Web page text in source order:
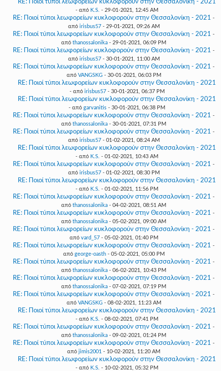
RE: Ποιοί τύποι λεωφορείων κυκλοφορούν στην Θεσσαλονίκη - 2021
- από K.S. - 29-01-2021, 12:45 AM
RE: Ποιοί τύποι λεωφορείων κυκλοφορούν στην Θεσσαλονίκη - 2021 -
από irisbus57- 29-01-2021, 09:26 AM
RE: Ποιοί τύποι λεωφορείων κυκλοφορούν στην Θεσσαλονίκη - 2021 -
από thanossalonika - 29-01-2021, 06:09 PM
RE: Ποιοί τύποι λεωφορείων κυκλοφορούν στην Θεσσαλονίκη - 2021 -
από irisbus57- 30-01-2021, 11:00 AM
RE: Ποιοί τύποι λεωφορείων κυκλοφορούν στην Θεσσαλονίκη - 2021 -
από VANGSKG- 30-01-2021, 06:03 PM
RE: Ποιοί τύποι λεωφορείων κυκλοφορούν στην Θεσσαλονίκη - 2021
- από irisbus57- 30-01-2021, 06:37 PM
RE: Ποιοί τύποι λεωφορείων κυκλοφορούν στην Θεσσαλονίκη - 2021
- από garvanitis - 30-01-2021, 06:38 PM
RE: Ποιοί τύποι λεωφορείων κυκλοφορούν στην Θεσσαλονίκη - 2021 -
από thanossalonika - 30-01-2021, 07:31 PM
RE: Ποιοί τύποι λεωφορείων κυκλοφορούν στην Θεσσαλονίκη - 2021 -
από irisbus57- 01-02-2021, 08:24 AM
RE: Ποιοί τύποι λεωφορείων κυκλοφορούν στην Θεσσαλονίκη - 2021
- από K.S. - 01-02-2021, 10:43 AM
RE: Ποιοί τύποι λεωφορείων κυκλοφορούν στην Θεσσαλονίκη - 2021 -
από irisbus57- 01-02-2021, 08:30 PM
RE: Ποιοί τύποι λεωφορείων κυκλοφορούν στην Θεσσαλονίκη - 2021
- από K.S. - 01-02-2021, 11:56 PM
RE: Ποιοί τύποι λεωφορείων κυκλοφορούν στην Θεσσαλονίκη - 2021 -
από thanossalonika - 04-02-2021, 08:51 AM
RE: Ποιοί τύποι λεωφορείων κυκλοφορούν στην Θεσσαλονίκη - 2021 -
από thanossalonika - 05-02-2021, 09:00 AM
RE: Ποιοί τύποι λεωφορείων κυκλοφορούν στην Θεσσαλονίκη - 2021 -
από vard_57- 05-02-2021, 01:40 PM
RE: Ποιοί τύποι λεωφορείων κυκλοφορούν στην Θεσσαλονίκη - 2021 -
από george-oasth- 05-02-2021, 05:00 PM
RE: Ποιοί τύποι λεωφορείων κυκλοφορούν στην Θεσσαλονίκη - 2021 -
από thanossalonika - 06-02-2021, 10:43 PM
RE: Ποιοί τύποι λεωφορείων κυκλοφορούν στην Θεσσαλονίκη - 2021 -
από thanossalonika - 07-02-2021, 07:19 PM
RE: Ποιοί τύποι λεωφορείων κυκλοφορούν στην Θεσσαλονίκη - 2021 -
από VANGSKG- 08-02-2021, 11:23 AM
RE: Ποιοί τύποι λεωφορείων κυκλοφορούν στην Θεσσαλονίκη - 2021
- από K.S. - 08-02-2021, 07:41 PM
RE: Ποιοί τύποι λεωφορείων κυκλοφορούν στην Θεσσαλονίκη - 2021 -
από thanossalonika - 09-02-2021, 01:24 PM
RE: Ποιοί τύποι λεωφορείων κυκλοφορούν στην Θεσσαλονίκη - 2021 -
από jimis2001 - 10-02-2021, 11:20 AM
RE: Ποιοί τύποι λεωφορείων κυκλοφορούν στην Θεσσαλονίκη - 2021
- από K.S. - 10-02-2021, 05:32 PM